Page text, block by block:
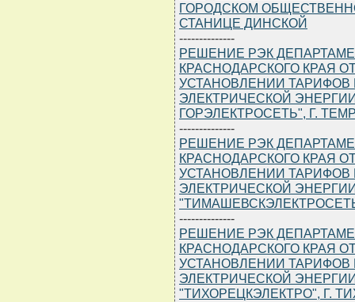
ГОРОДСКОМ
СТАНИЦЕ ДИНСКОЙ
--------------
РЕШЕНИЕ РЭК
КРАСНОДАРСКОГО КРАЯ ОТ
УСТАНОВЛЕНИИ ТАРИФОВ
ЭЛЕКТРИЧЕСКОЙ
ГОРЭЛЕКТРОСЕТЬ", Г.
--------------
РЕШЕНИЕ РЭК
КРАСНОДАРСКОГО КРАЯ ОТ
УСТАНОВЛЕНИИ ТАРИФОВ
ЭЛЕКТРИЧЕСКОЙ
--------------
РЕШЕНИЕ РЭК
КРАСНОДАРСКОГО КРАЯ ОТ
УСТАНОВЛЕНИИ ТАРИФОВ
ЭЛЕКТРИЧЕСКОЙ
"ТИХОРЕЦКЭЛЕКТРО", Г.